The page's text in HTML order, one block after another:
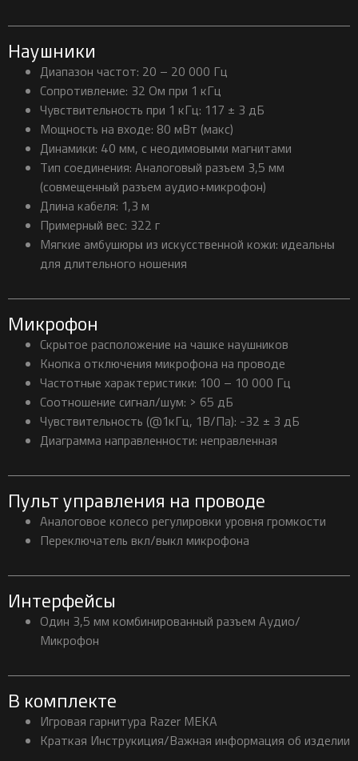
Наушники
Диапазон частот: 20 – 20 000 Гц
Сопротивление: 32 Ом при 1 кГц
Чувствительность при 1 кГц: 117 ± 3 дБ
Мощность на входе: 80 мВт (макс)
Динамики: 40 мм, с неодимовыми магнитами
Тип соединения: Аналоговый разъем 3,5 мм
(совмещенный разъем аудио+микрофон)
Длина кабеля: 1,3 м
Примерный вес: 322 г
Мягкие амбушюры из искусственной кожи: идеальны
для длительного ношения
Микрофон
Скрытое расположение на чашке наушников
Кнопка отключения микрофона на проводе
Частотные характеристики: 100 – 10 000 Гц
Соотношение сигнал/шум: > 65 дБ
Чувствительность (@1кГц, 1В/Па): -32 ± 3 дБ
Диаграмма направленности: неправленная
Пульт управления на проводе
Аналоговое колесо регулировки уровня громкости
Переключатель вкл/выкл микрофона
Интерфейсы
Один 3,5 мм комбинированный разъем Аудио/
Микрофон
В комплекте
Игровая гарнитура Razer MEKA
Краткая Инструкиция/Важная информация об изделии